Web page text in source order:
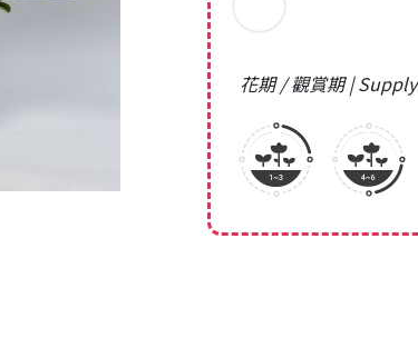
花期 / 觀賞期 | Supply